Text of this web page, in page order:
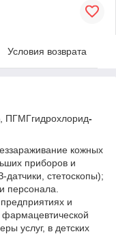
Условия возврата
ПГМГгидрохлорид-
кожных
приборов и
стетоскопы);
персонала.
и
услуг, в детских